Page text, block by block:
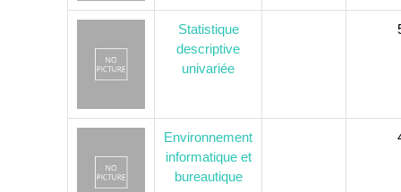
Statistique
descriptive
univariée
Environnement
informatique et
bureautique